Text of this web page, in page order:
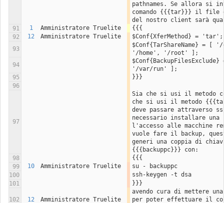
pathnames. Se allora si
comando {{{tar}}} il file
del nostro client sarà
91
1 Amministratore Truelite
{{{
92
12 Amministratore Truelite
$Conf{XferMethod} = 'tar';
93
$Conf{TarShareName}
'/home', '/root' ];
94
'/var/run' ];
95
}}}
96
97
Sia che si usi il metodo
che si usi il metodo
deve passare attraverso
necessario installare una
l'accesso alle macchine
vuole fare il backup,
generi una coppia di
{{{backuppc}}} con:
98
{{{
99
10 Amministratore Truelite
su - backuppc
100
ssh-keygen -t dsa
101
}}}
102 12 Amministratore Truelite
avendo cura di mettere
per poter effettuare il